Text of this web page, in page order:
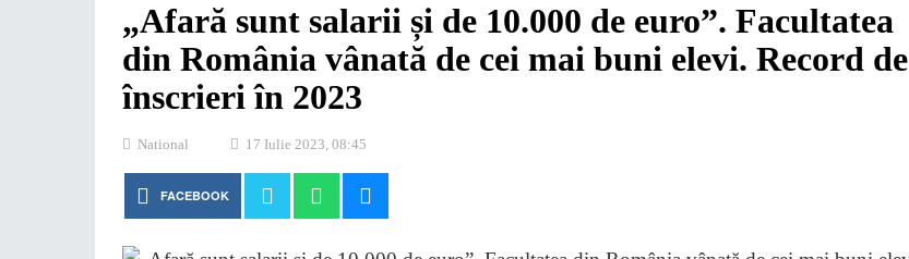
„Afară sunt salarii și de 10.000 de euro”. Facultatea
din România vânată de cei mai buni elevi. Record de
înscrieri în 2023
National 17 Iulie 2023, 08:45
FACEBOOK